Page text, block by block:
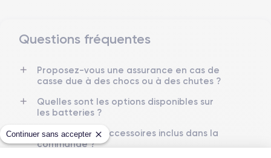
Continuer sans accepter
Dimensions et poids iPhone 14 Pro Max
Date de sortie
16/09/2022
Système exploitation
iOS (iOS 26)
Dimensions Poids
Écran Résolution écran
Questions fréquentes
Proposez-vous une assurance en cas de
casse due à des chocs ou à des chutes ?
Quelles sont les options disponibles sur
les batteries ?
Quels sont les accessoires inclus dans la
commande ?